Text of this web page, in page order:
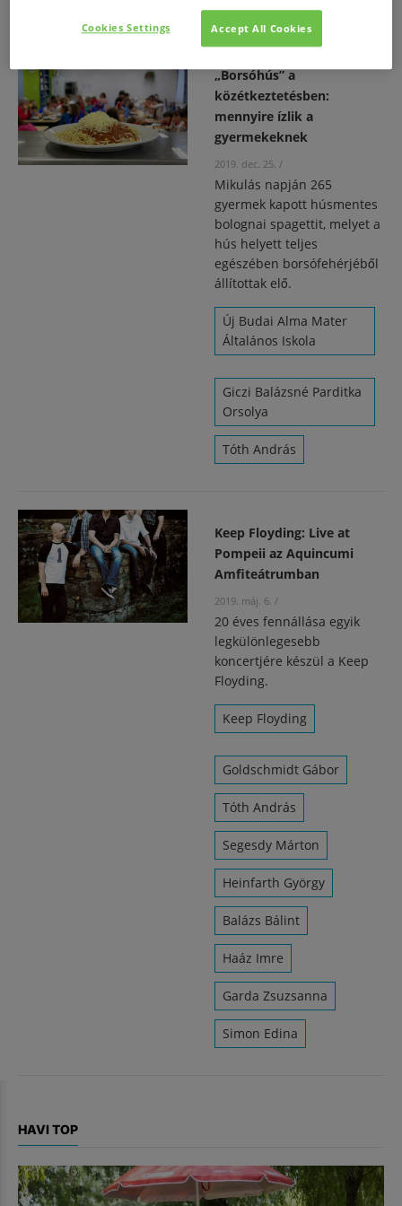
„Borsóhús” a
közétkeztetésben:
mennyire ízlik a
gyermekeknek
2019. dec. 25. /
Mikulás napján 265
gyermek kapott húsmentes
bolognai spagettit, melyet a
hús helyett teljes
egészében borsófehérjéből
állítottak elő.
Új Budai Alma Mater
Általános Iskola
Giczi Balázsné Parditka
Orsolya
Tóth András
Keep Floyding: Live at
Pompeii az Aquincumi
Amfiteátrumban
2019. máj. 6. /
20 éves fennállása egyik
legkülönlegesebb
koncertjére készül a Keep
Floyding.
Keep Floyding
Goldschmidt Gábor
Tóth András
Segesdy Márton
Heinfarth György
Balázs Bálint
Haáz Imre
Garda Zsuzsanna
Simon Edina
HAVI TOP
Accept All Cookies
Cookies Settings